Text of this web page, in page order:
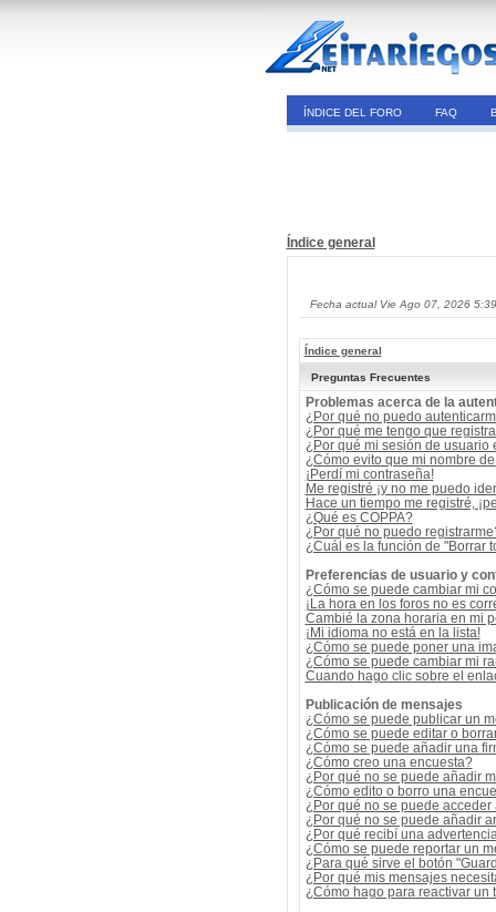
ÍNDICE DEL FORO FAQ
Índice general
Fecha actual Vie Ago 07, 2026
Índice general
Preguntas Frecuentes
Problemas acerca de la
¿Por qué no puedo
¿Por qué me tengo que
¿Por qué mi sesión de usuario
¿Cómo evito que mi nombre
¡Perdí mi contraseña!
Me registré ¡y no me puedo
Hace un tiempo me registré,
¿Qué es COPPA?
¿Por qué no puedo
¿Cuál es la función de "Borrar
Preferencias de usuario y
¿Cómo se puede cambiar mi
¡La hora en los foros no es
Cambié la zona horaria en mi
¡Mi idioma no está en la lista!
¿Cómo se puede poner una
¿Cómo se puede cambiar mi
Cuando hago clic sobre el
Publicación de mensajes
¿Cómo se puede publicar un
¿Cómo se puede editar o
¿Cómo se puede añadir una
¿Cómo creo una encuesta?
¿Por qué no se puede añadir
¿Cómo edito o borro una
¿Por qué no se puede acceder
¿Por qué no se puede añadir
¿Por qué recibí una
¿Cómo se puede reportar un
¿Para qué sirve el botón
¿Por qué mis mensajes
¿Cómo hago para reactivar un